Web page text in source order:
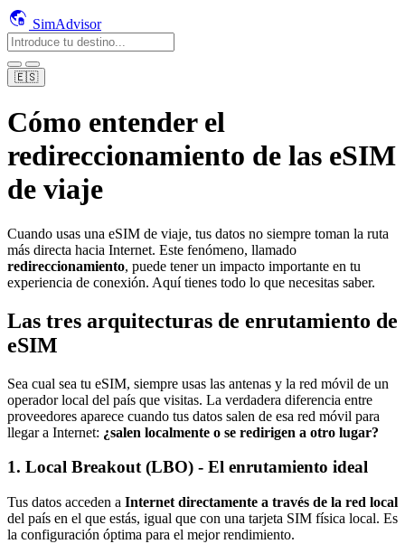
SimAdvisor
🇪🇸
Cómo entender el
redireccionamiento de las eSIM
de viaje
Cuando usas una eSIM de viaje, tus datos no siempre toman la ruta
más directa hacia Internet. Este fenómeno, llamado
redireccionamiento, puede tener un impacto importante en tu
experiencia de conexión. Aquí tienes todo lo que necesitas saber.
Las tres arquitecturas de enrutamiento de
eSIM
Sea cual sea tu eSIM, siempre usas las antenas y la red móvil de un
operador local del país que visitas. La verdadera diferencia entre
proveedores aparece cuando tus datos salen de esa red móvil para
llegar a Internet: ¿salen localmente o se redirigen a otro lugar?
1. Local Breakout (LBO) - El enrutamiento ideal
Tus datos acceden a Internet directamente a través de la red local
del país en el que estás, igual que con una tarjeta SIM física local. Es
la configuración óptima para el mejor rendimiento.